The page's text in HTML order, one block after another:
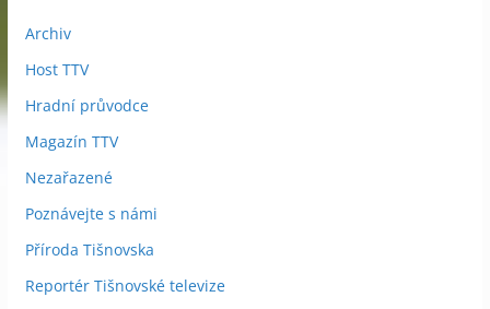
Archiv
Host TTV
Hradní průvodce
Magazín TTV
Nezařazené
Poznávejte s námi
Příroda Tišnovska
Reportér Tišnovské televize